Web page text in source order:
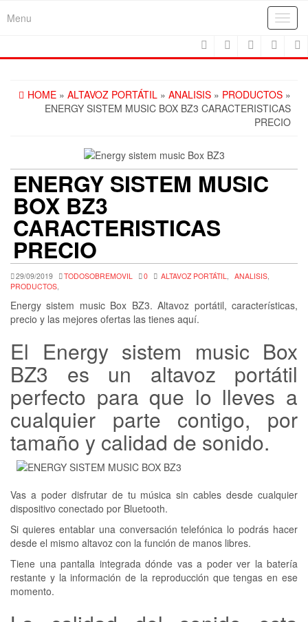
Menu
HOME » ALTAVOZ PORTÁTIL » ANALISIS » PRODUCTOS »
ENERGY SISTEM MUSIC BOX BZ3 CARACTERISTICAS
PRECIO
ENERGY SISTEM MUSIC
BOX BZ3
CARACTERISTICAS
PRECIO
29/09/2019 TODOSOBREMOVIL 0 ALTAVOZ PORTÁTIL, ANALISIS,
PRODUCTOS,
Energy sistem music Box BZ3. Altavoz portátil, características,
precio y las mejores ofertas las tienes aquí.
El Energy sistem music Box
BZ3 es un altavoz portátil
perfecto para que lo lleves a
cualquier parte contigo, por
tamaño y calidad de sonido.
Vas a poder disfrutar de tu música sin cables desde cualquier
dispositivo conectado por Bluetooth.
Si quieres entablar una conversación telefónica lo podrás hacer
desde el mismo altavoz con la función de manos libres.
Tiene una pantalla integrada dónde vas a poder ver la batería
restante y la información de la reproducción que tengas en ese
momento.